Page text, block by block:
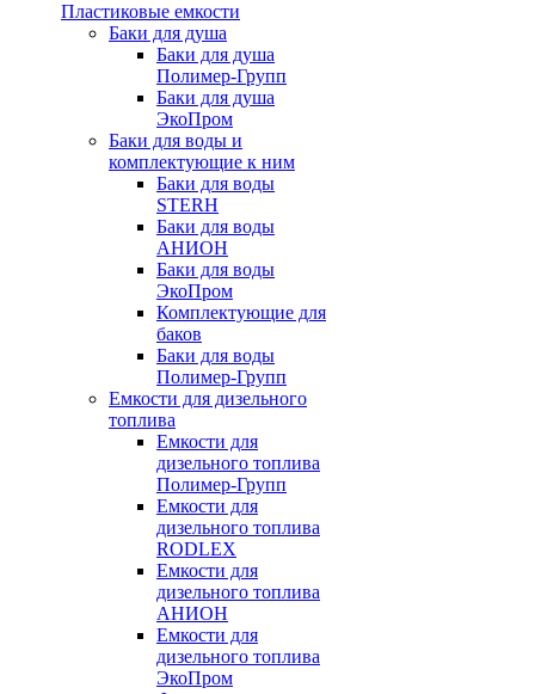
Пластиковые емкости
Баки для душа
Баки для душа
Полимер-Групп
Баки для душа
ЭкоПром
Баки для воды и
комплектующие к ним
Баки для воды
STERH
Баки для воды
АНИОН
Баки для воды
ЭкоПром
Комплектующие для
баков
Баки для воды
Полимер-Групп
Емкости для дизельного
топлива
Емкости для
дизельного топлива
Полимер-Групп
Емкости для
дизельного топлива
RODLEX
Емкости для
дизельного топлива
АНИОН
Емкости для
дизельного топлива
ЭкоПром